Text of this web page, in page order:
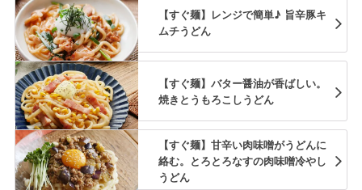
【すぐ麺】レンジで簡単♪ 旨辛豚キ
ムチうどん
【すぐ麺】バター醤油が香ばしい。
焼きとうもろこしうどん
【すぐ麺】甘辛い肉味噌がうどんに
絡む。とろとろなすの肉味噌冷やし
うどん